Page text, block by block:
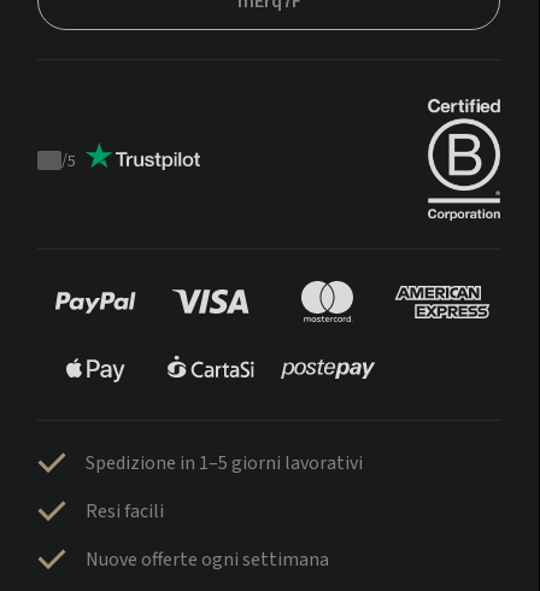
Trustpilot
/5
Spedizione in 1–5 giorni lavorativi
Resi facili
Nuove offerte ogni settimana